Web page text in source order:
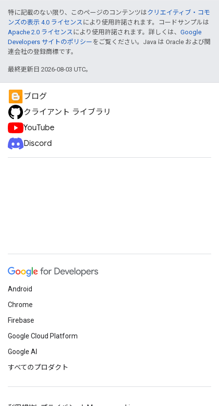
特に記載のない限り、このページのコンテンツはクリエイティブ・コモ
ンズの表示 4.0 ライセンス により使用許諾されます。コードサンプルは
Apache 2.0 ライセンス により使用許諾されます。詳しくは、 Google
Developers サイトのポリシー をご覧ください。Java は Oracle および関
連会社の登録商標です。
最終更新日 2026-08-03 UTC。
ブログ
クライアント ライブラリ
YouTube
Discord
Android
Chrome
Firebase
Google Cloud Platform
Google AI
すべてのプロダクト